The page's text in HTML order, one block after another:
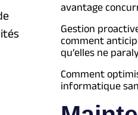
avantage
Gestion
comment
qu’elles ne
Comment
informatique